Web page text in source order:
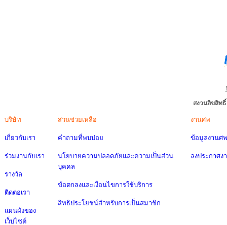
สงวนลิขสิท
บริษัท
เกี่ยวกับเรา
ร่วมงานกับเรา
รางวัล
ติดต่อเรา
แผนผังของ
เว็บไซต์
ส่วนช่วยเหลือ
คำถามที่พบบ่อย
นโยบายความปลอดภัยและความเป็นส่วน
บุคคล
ข้อตกลงและเงื่อนไขการใช้บริการ
สิทธิประโยชน์สำหรับการเป็นสมาชิก
งานศพ
ข้อมูลงานศพ
ลงประกาศง